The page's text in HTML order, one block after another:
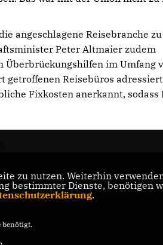
angeschlagene Reisebranche zu
Peter Altmaier zudem
Überbrückungshilfen im Umfang
Reisebüros
Fixkosten anerkannt, sodass
zu nutzen. Weiterhin
bestimmter Dienste,
.
benötigt.